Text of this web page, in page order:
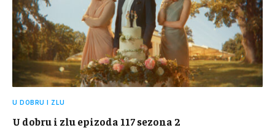
U DOBRU I ZLU
U dobru i zlu epizoda 117 sezona 2